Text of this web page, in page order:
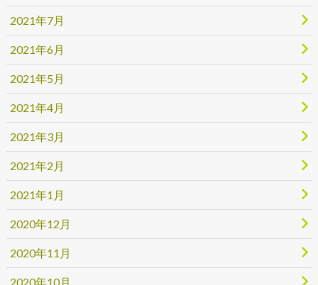
2021年7月
2021年6月
2021年5月
2021年4月
2021年3月
2021年2月
2021年1月
2020年12月
2020年11月
2020年10月